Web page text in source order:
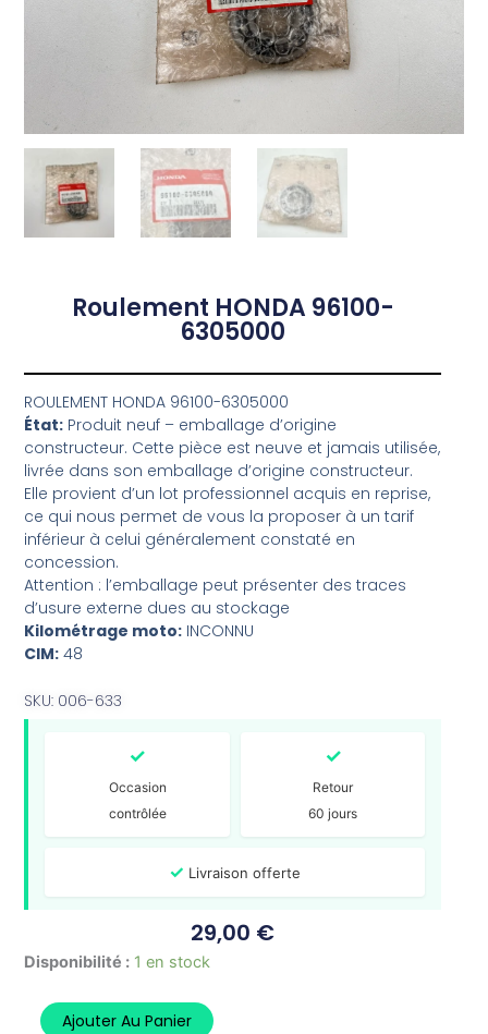
Roulement HONDA 96100-
6305000
ROULEMENT HONDA 96100-6305000
État: Produit neuf – emballage d’origine
constructeur. Cette pièce est neuve et jamais utilisée,
livrée dans son emballage d’origine constructeur.
Elle provient d’un lot professionnel acquis en reprise,
ce qui nous permet de vous la proposer à un tarif
inférieur à celui généralement constaté en
concession.
Attention : l’emballage peut présenter des traces
d’usure externe dues au stockage
Kilométrage moto: INCONNU
CIM: 48
SKU: 006-633
✓
Occasion
contrôlée
✓
Retour
60 jours
✓ Livraison offerte
29,00 €
Disponibilité : 1 en stock
quantité
Roulement
HONDAAjouter Au Panier